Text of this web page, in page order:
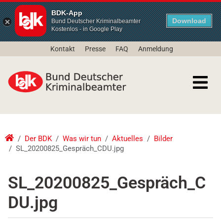
BDK-App
Bund Deutscher Kriminalbeamter
Kostenlos - in Google Play
Download
Kontakt Presse FAQ Anmeldung
Der BDK Was wir tun Aktuelles
Bilder
SL_20200825_Gespräch_CDU.jpg
SL_20200825_Gespräch_C
DU.jpg